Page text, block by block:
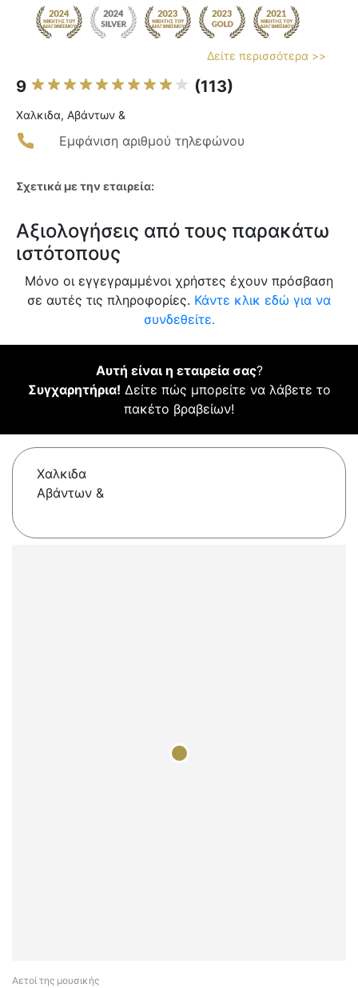
Δείτε περισσότερα >>
9 (113)
Χαλκιδα, Αβάντων &
Εμφάνιση αριθμού τηλεφώνου
Σχετικά με την εταιρεία:
Αξιολογήσεις από τους παρακάτω
ιστότοπους
Μόνο οι εγγεγραμμένοι χρήστες έχουν πρόσβαση
σε αυτές τις πληροφορίες. Κάντε κλικ εδώ για να
συνδεθείτε.
Αυτή είναι η εταιρεία σας?
Συγχαρητήρια! Δείτε πώς μπορείτε να λάβετε το
πακέτο βραβείων!
Χαλκιδα
Αβάντων &
Αετοί της μουσικής